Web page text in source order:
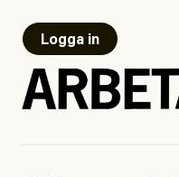
Logga in